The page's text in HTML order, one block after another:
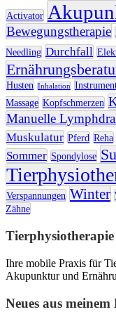
Activator
Bewegungstherapie
Needling Durchfall
Husten Inhalation
Massage Kopfschmerzen
Manuelle
Muskulatur Pferd Reha
Sommer Spondylose
Verspannungen Winter
Zähne
Tierphysiotherapie
Ihre mobile Praxis für
Akupunktur und
Neues aus meinem